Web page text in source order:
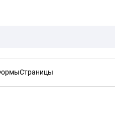
Страницы